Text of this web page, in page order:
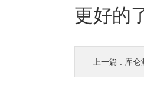
更好的
上一篇 : 库仑